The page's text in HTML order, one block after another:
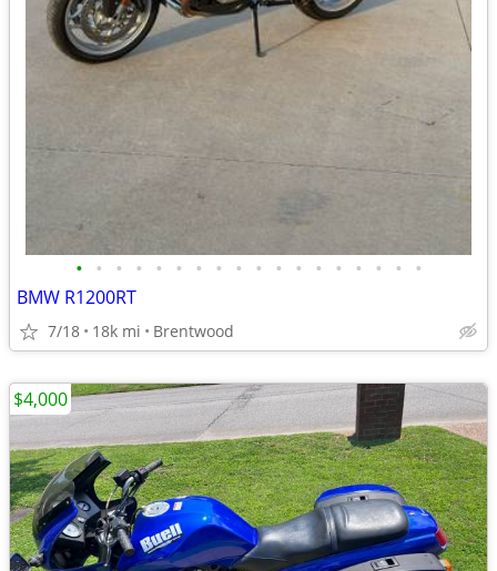
• • • • • • • • • • • • • • • • • •
BMW R1200RT
7/18 18k mi Brentwood
$4,000